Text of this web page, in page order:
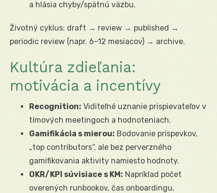
a hlásia chyby/spätnú väzbu.
Životný cyklus: draft → review → published →
periodic review (napr. 6–12 mesiacov) → archive.
Kultúra zdieľania:
motivácia a incentívy
Recognition: Viditeľné uznanie prispievateľov v
tímových meetingoch a hodnoteniach.
Gamifikácia s mierou: Bodovanie príspevkov,
„top contributors“, ale bez perverzného
gamifikovania aktivity namiesto hodnoty.
OKR/KPI súvisiace s KM: Napríklad počet
overených runbookov, čas onboardingu,